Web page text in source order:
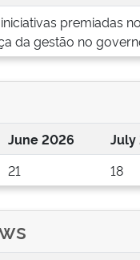
premiadas
da gestão no
June 2026 July
21 18